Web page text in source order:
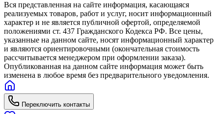
Вся представленная на сайте информация, касающаяся
реализуемых товаров, работ и услуг, носит информационный
характер и не является публичной офертой, определяемой
положениями ст. 437 Гражданского Кодекса РФ. Все цены,
указанные на данном сайте, носят информационный характер
и являются ориентировочными (окончательная стоимость
рассчитывается менеджером при оформлении заказа).
Опубликованная на данном сайте информация может быть
изменена в любое время без предварительного уведомления.
Переключить контакты